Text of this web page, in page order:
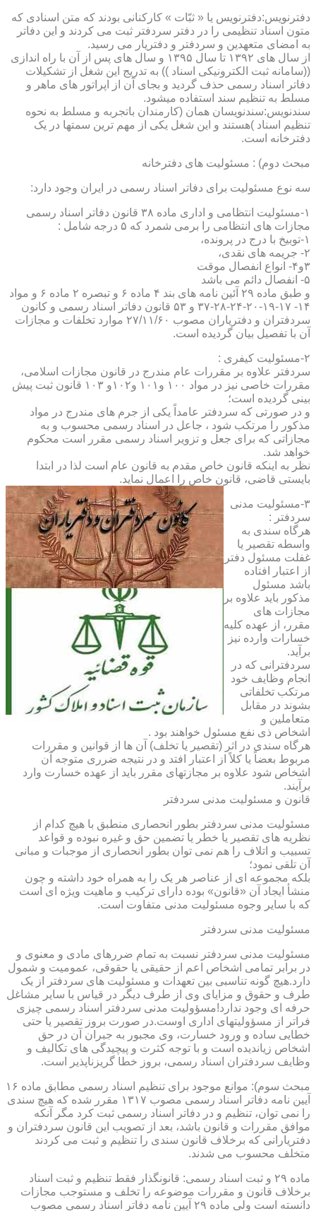
دفترنویس:دفترنویس یا « ثبّات » کارکنانی بودند که متن اسنادی که
متون اسناد تنظیمی را در دفتر سردفتر ثبت می کردند و این دفاتر
به امضای متعهدین و سردفتر و دفتریار می رسید.
از سال های ۱۳۹۲ تا سال ۱۳۹۵ و سال های پس از آن با راه اندازی
((سامانه ثبت الکترونیکی اسناد )) به تدریج این شغل از تشکیلات
دفاتر اسناد رسمی حذف گردید و بجای آن از اپراتور های ماهر و
مسلط به تنظیم سند استفاده میشود.
سندنویس:سندنویسان همان (کارمندان باتجربه و مسلط به نحوه
تنظیم اسناد )هستند و این شغل یکی از مهم ترین سمتها در یک
دفترخانه است.
مبحث دوم) : مسئولیت های دفترخانه
سه نوع مسئولیت برای دفاتر اسناد رسمی در ایران وجود دارد:
۱-مسئولیت انتظامی و اداری ماده ۳۸ قانون دفاتر اسناد رسمی
مجازات های انتظامی را برمی شمرد که ۵ درجه شامل :
۱-توبیخ با درج در پرونده،
۲- جریمه های نقدی،
۳و۴- انواع انفصال موقت
۵- انفصال دائم می باشد
و طبق ماده ۲۹ آئین نامه های بند ۴ ماده ۶ و تبصره ۲ ماده ۶ و مواد
۱۴- ۱۷-۱۹-۲۰-۲۴-۲۸-۳۷ و ۵۳ قانون دفاتر اسناد رسمی و کانون
سردفتران و دفتریاران مصوب ۲۷/۱۱/۶۰ موارد تخلفات و مجازات
آن با تفصیل بیان گردیده است.
۲-مسئولیت کیفری :
سردفتر علاوه بر مقررات عام مندرج در قانون مجازات اسلامی،
مقررات خاصی نیز در مواد ۱۰۰ و۱۰۱ و۱۰۲و ۱۰۳ قانون ثبت پیش
بینی گردیده است؛
و در صورتی که سردفتر عامداً یکی از جرم های مندرج در مواد
مذکور را مرتکب شود ، جاعل در اسناد رسمی محسوب و به
مجازاتی که برای جعل و تزویر اسناد رسمی مقرر است محکوم
خواهد شد.
نظر به اینکه قانون خاص مقدم به قانون عام است لذا در ابتدا
بایستی قاضی، قانون خاص را اعمال نماید.
۳-مسئولیت مدنی
سردفتر :
هرگاه سندی به
واسطه تقصیر یا
غفلت مسئول دفتر
از اعتبار افتاده
باشد مسئول
مذکور باید علاوه بر
مجازات های
مقرر، از عهده کلیه
خسارات وارده نیز
برآید.
سردفترانی که در
انجام وظایف خود
مرتکب تخلفاتی
بشوند در مقابل
متعاملین و
اشخاص ذی نفع مسئول خواهند بود .
هرگاه سندی در اثر (تقصیر یا تخلف) آن ها از قوانین و مقررات
مربوط بعضاً یا کلاً از اعتبار افتد و در نتیجه ضرری متوجه آن
اشخاص شود علاوه بر مجازتهای مقرر باید از عهده خسارت وارد
برآیند.
قانون و مسئولیت مدنی سردفتر
مسئولیت مدنی سردفتر بطور انحصاری منطبق با هیچ کدام از
نظریه های تقصیر یا خطر یا تضمین حق و غیره نبوده و قواعد
تسبیب و اتلاف را هم نمی توان بطور انحصاری از موجبات و مبانی
آن تلقی نمود؛
بلکه مجموعه ای از عناصر هر یک را به همراه خود داشته و چون
منشأ ایجاد آن «قانون» بوده دارای ترکیب و ماهیت ویژه ای است
که با سایر وجوه مسئولیت مدنی متفاوت است.
مسئولیت مدنی سردفتر
مسئولیت مدنی سردفتر نسبت به تمام ضررهای مادی و معنوی و
در برابر تمامی اشخاص اعم از حقیقی یا حقوقی، عمومیت و شمول
دارد.هیچ گونه تناسبی بین تعهدات و مسئولیت های سردفتر از یک
طرف و حقوق و مزایای وی از طرف دیگر در قیاس با سایر مشاغل
حرفه ای وجود ندارد!مسؤولیت مدنی سردفتر اسناد رسمی چیزی
فراتر از مسؤولیتهای اداری اوست.در صورت بروز تقصیر یا حتی
خطایی ساده و ورود خسارت، وی مجبور به جبران آن در حق
اشخاص زیاندیده است و با توجه کثرت و پیچیدگی های تکالیف و
وظایف سردفتران اسناد رسمی، بروز خطا گریزناپذیر است.
مبحث سوم): موانع موجود برای تنظیم اسناد رسمی مطابق ماده ۱۶
آیین نامه دفاتر اسناد رسمی مصوب ۱۳۱۷ مقرر شده که هیچ سندی
را نمی توان، تنظیم و در دفاتر اسناد رسمی ثبت کرد مگر آنکه
موافق مقررات و قانون باشد، بعد از تصویب این قانون سردفتران و
دفتریارانی که برخلاف قانون سندی را تنظیم و ثبت می کردند
متخلف محسوب می شدند.
ماده ۲۹ و ثبت اسناد رسمی: قانونگذار فقط تنظیم و ثبت اسناد
برخلاف قانون و مقررات موضوعه را تخلف و مستوجب مجازات
دانسته است ولی ماده ۲۹ آیین نامه دفاتر اسناد رسمی مصوب